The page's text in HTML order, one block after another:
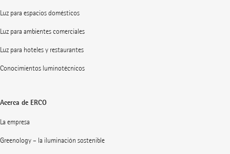
Luz para espacios domésticos
Luz para ambientes comerciales
Luz para hoteles y restaurantes
Conocimientos luminotécnicos
Acerca de ERCO
La empresa
Greenology – la iluminación sostenible